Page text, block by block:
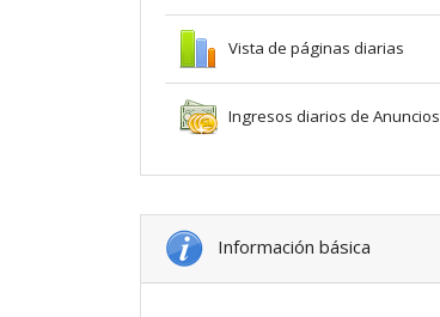
Vista de páginas diarias
Ingresos diarios de Anuncios
Información básica